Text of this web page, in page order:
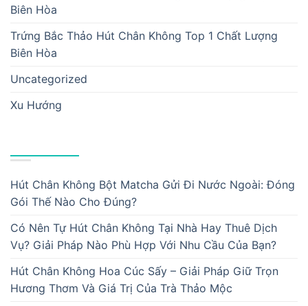
Biên Hòa
Trứng Bắc Thảo Hút Chân Không Top 1 Chất Lượng
Biên Hòa
Uncategorized
Xu Hướng
Hút Chân Không Bột Matcha Gửi Đi Nước Ngoài: Đóng
Gói Thế Nào Cho Đúng?
Có Nên Tự Hút Chân Không Tại Nhà Hay Thuê Dịch
Vụ? Giải Pháp Nào Phù Hợp Với Nhu Cầu Của Bạn?
Hút Chân Không Hoa Cúc Sấy – Giải Pháp Giữ Trọn
Hương Thơm Và Giá Trị Của Trà Thảo Mộc